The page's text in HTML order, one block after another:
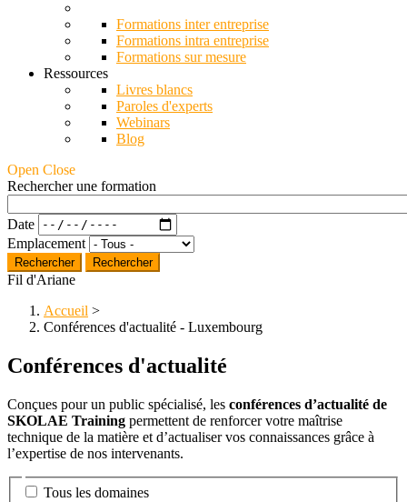
Formations inter entreprise
Formations intra entreprise
Formations sur mesure
Ressources
Livres blancs
Paroles d'experts
Webinars
Blog
Open Close
Rechercher une formation
Date
Emplacement
Rechercher
Fil d'Ariane
Accueil >
Conférences d'actualité - Luxembourg
Conférences d'actualité
Conçues pour un public spécialisé, les conférences d’actualité de
SKOLAE Training permettent de renforcer votre maîtrise
technique de la matière et d’actualiser vos connaissances grâce à
l’expertise de nos intervenants.
Tous les domaines